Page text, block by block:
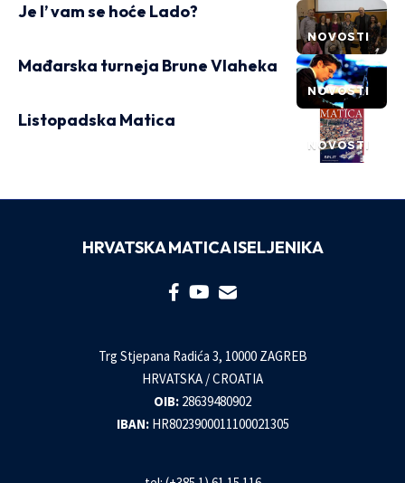
NOVOSTI
Je l’ vam se hoće Lado?
NOVOSTI
Mađarska turneja Brune Vlaheka
NOVOSTI
Listopadska Matica
HRVATSKA MATICA ISELJENIKA
Trg Stjepana Radića 3, 10000 ZAGREB
HRVATSKA / CROATIA
OIB: 28639480902
IBAN: HR8023900011100021305